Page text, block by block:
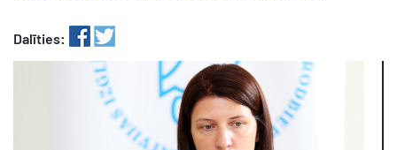
Dalīties: